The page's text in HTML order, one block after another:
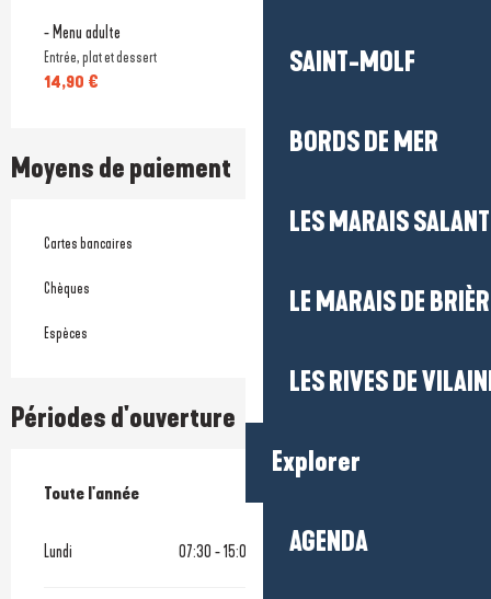
SAINT-MOLF
BORDS DE MER
LES MARAIS
LE MARAIS DE
LES RIVES DE
Explorer
AGENDA
Tarifs 2026
- Menu adulte
Entrée, plat et dessert
14,90 €
Moyens de paiement
Cartes bancaires
Chèques
Espèces
Périodes d'ouverture
Toute l'année
Toute l'année
Lundi 07:30 - 15:00